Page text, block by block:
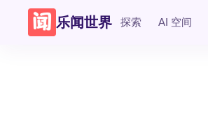
乐闻世界 探索 AI 空间